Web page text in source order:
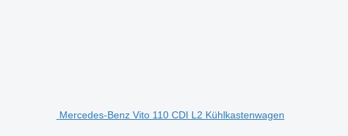
Mercedes-Benz Vito 110 CDI L2 Kühlkastenwagen